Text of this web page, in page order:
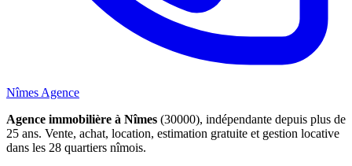
Nîmes Agence
Agence immobilière à Nîmes (30000), indépendante depuis plus de
25 ans. Vente, achat, location, estimation gratuite et gestion locative
dans les 28 quartiers nîmois.